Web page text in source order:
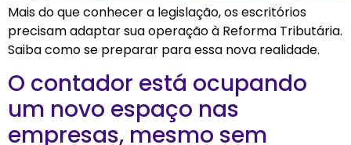
Mais do que conhecer a legislação, os escritórios
precisam adaptar sua operação à Reforma Tributária.
Saiba como se preparar para essa nova realidade.
O contador está ocupando
um novo espaço nas
empresas, mesmo sem